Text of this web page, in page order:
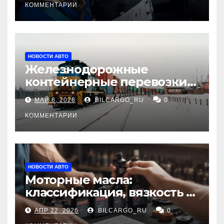
КОММЕНТАРИИ
НОВОСТИ АВТО
Железнодорожные
контейнерные перевозки
из Китая в Россию:
маршруты, сроки и
требования
МАЙ 6, 2026 BILCARGO_RU 0
КОММЕНТАРИИ
НОВОСТИ АВТО
Моторные масла:
классификация, вязкость и
рекомендации по выбору
для различных типов
АПР 22, 2026 BILCARGO_RU 0